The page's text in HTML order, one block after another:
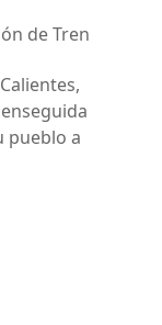
de Tren
pueblo a